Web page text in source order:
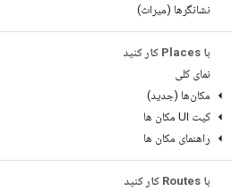
نشانگرها (میراث)
با Places کار کنید
نمای کلی
مکان‌ها (جدید)
کیت UI مکان ها
راهنمای مکان ها
با Routes کار کنید